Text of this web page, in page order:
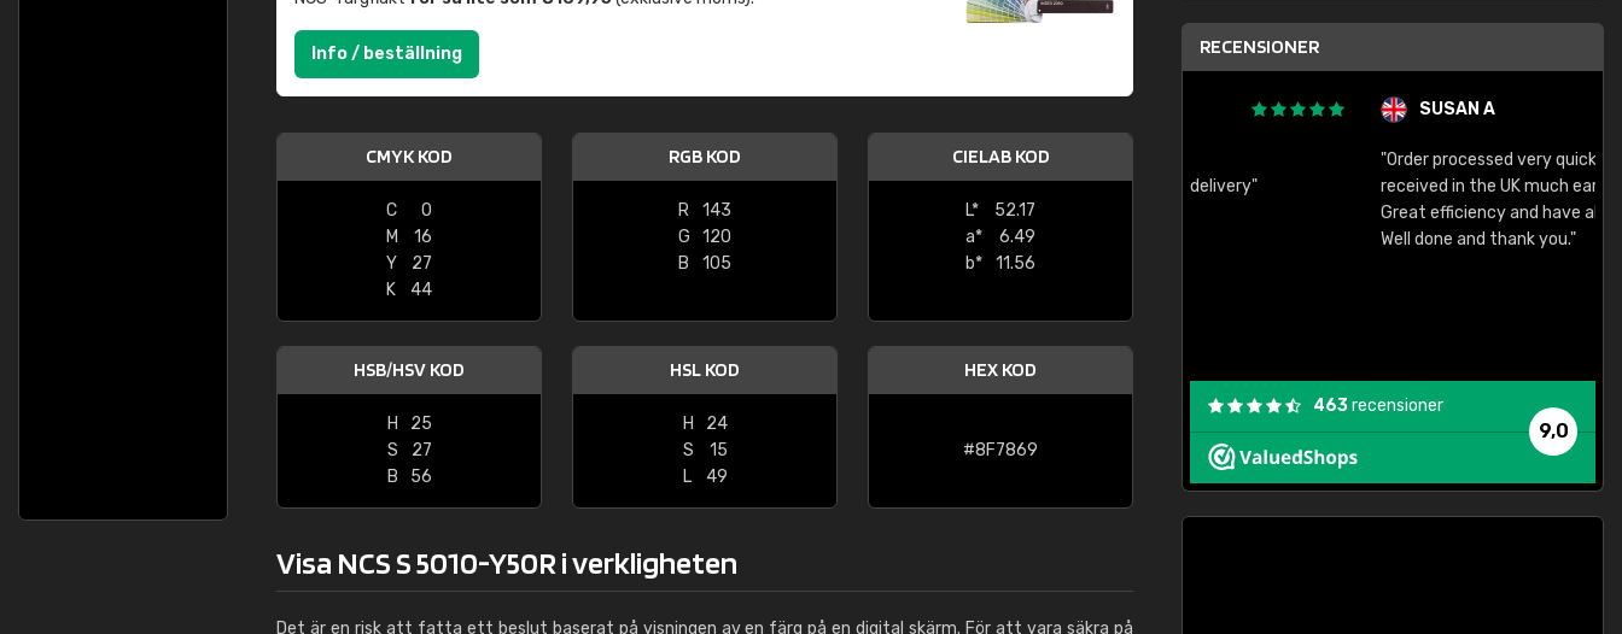
Info / beställning
CMYK KOD
C
0
M
16
Y
27
K
44
RGB KOD
R
143
G
120
B
105
CIELAB KOD
L*
52.17
a*
6.49
b*
11.56
HSB/HSV KOD
H
25
S
27
B
56
HSL KOD
H
24
S
15
L
49
HEX KOD
#8F7869
Visa NCS S 5010-Y50R i verkligheten
Det är en risk att fatta ett beslut baserat på visningen av en färg på en digital skärm. För att vara säkra på
RECENSIONER
Windows
"Great product and speedy delivery"
SUSAN A
"Order processed very quickly. Samples
received in the UK much earlier than expected.
Great efficiency and have already used again.
Well done and thank you."
9,0
463recensioner